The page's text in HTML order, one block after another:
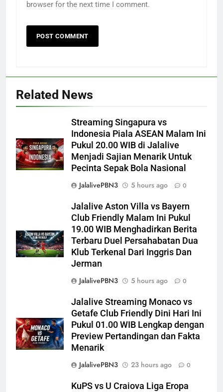
browser for the next time I comment.
Related News
Streaming Singapura vs
Indonesia Piala ASEAN Malam Ini
Pukul 20.00 WIB di Jalalive
Menjadi Sajian Menarik Untuk
Pecinta Sepak Bola Nasional
JalalivePBN3
5 hours ago 0
Jalalive Aston Villa vs Bayern
Club Friendly Malam Ini Pukul
19.00 WIB Menghadirkan Berita
Terbaru Duel Persahabatan Dua
Klub Terkenal Dari Inggris Dan
Jerman
JalalivePBN3
5 hours ago 0
Jalalive Streaming Monaco vs
Getafe Club Friendly Dini Hari Ini
Pukul 01.00 WIB Lengkap dengan
Preview Pertandingan dan Fakta
Menarik
JalalivePBN3
23 hours ago 0
KuPS vs U Craiova Liga Eropa